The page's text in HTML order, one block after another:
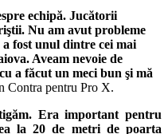
echipă. Jucătorii
Nu am avut probleme
fost unul dintre cei mai
Aveam nevoie de
a făcut un meci bun şi mă
Contra pentru Pro X.
Era important pentru
la 20 de metri de poarta